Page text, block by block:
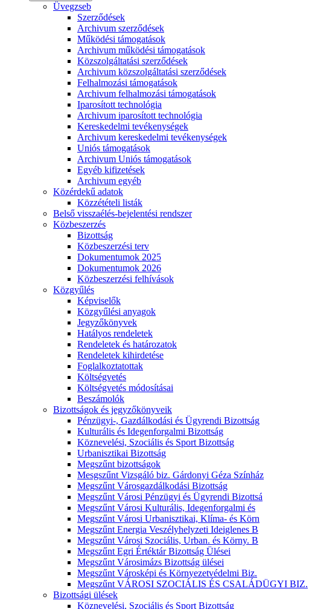
Üvegzseb
Szerződések
Archivum szerződések
Működési támogatások
Archivum működési támogatások
Közszolgáltatási szerződések
Archivum közszolgáltatási szerződések
Felhalmozási támogatások
Archivum felhalmozási támogatások
Iparosított technológia
Archivum iparosított technológia
Kereskedelmi tevékenységek
Archivum kereskedelmi tevékenységek
Uniós támogatások
Archivum Uniós támogatások
Egyéb kifizetések
Archivum egyéb
Közérdekű adatok
Közzétételi listák
Belső visszaélés-bejelentési rendszer
Közbeszerzés
Bizottság
Közbeszerzési terv
Dokumentumok 2025
Dokumentumok 2026
Közbeszerzési felhívások
Közgyűlés
Képviselők
Közgyűlési anyagok
Jegyzőkönyvek
Hatályos rendeletek
Rendeletek és határozatok
Rendeletek kihirdetése
Foglalkoztatottak
Költségvetés
Költségvetés módosításai
Beszámolók
Bizottságok és jegyzőkönyveik
Pénzügyi-, Gazdálkodási és Ügyrendi Bizottság
Kulturális és Idegenforgalmi Bizottság
Köznevelési, Szociális és Sport Bizottság
Urbanisztikai Bizottság
Megszűnt bizottságok
Mesgszűnt Vizsgáló biz. Gárdonyi Géza Színház
Megszűnt Városgazdálkodási Bizottság
Megszűnt Városi Pénzügyi és Ügyrendi Bizottsá
Megszűnt Városi Kulturális, Idegenforgalmi és
Megszűnt Városi Urbanisztikai, Klíma- és Körn
Megszűnt Energia Veszélyhelyzeti Ideiglenes B
Megszűnt Városi Szociális, Urban. és Körny. B
Megszűnt Egri Értéktár Bizottság Ülései
Megszűnt Városimázs Bizottság ülései
Megszűnt Városképi és Környezetvédelmi Biz.
Megszűnt VÁROSI SZOCIÁLIS ÉS CSALÁDÜGYI BIZ.
Bizottsági ülések
Köznevelési, Szociális és Sport Bizottság